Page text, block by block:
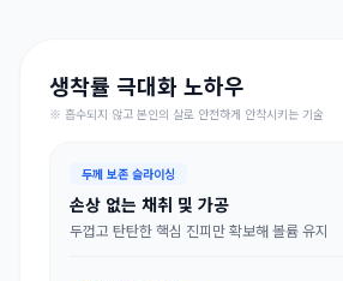
생착률 극대화 노하우
※ 흡수되지 않고 본인의 살로 안전하게 안착시키는 기술
두께 보존 슬라이싱
손상 없는 채취 및 가공
두껍고 탄탄한 핵심 진피만 확보해 볼륨 유지